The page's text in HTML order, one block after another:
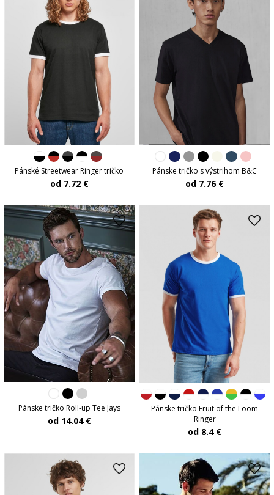
Pánské Streetwear Ringer tričko
od 7.72 €
Pánske tričko s výstrihom B&C
od 7.76 €
Pánske tričko Roll-up Tee Jays
od 14.04 €
Pánske tričko Fruit of the Loom
Ringer
od 8.4 €